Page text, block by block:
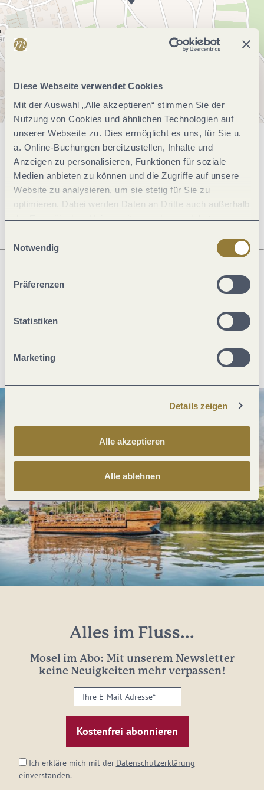
Diese Webseite verwendet Cookies
Mit der Auswahl „Alle akzeptieren“ stimmen Sie der
Nutzung von Cookies und ähnlichen Technologien auf
unserer Webseite zu. Dies ermöglicht es uns, für Sie u.
a. Online-Buchungen bereitzustellen, Inhalte und
Anzeigen zu personalisieren, Funktionen für soziale
Medien anbieten zu können und die Zugriffe auf unsere
Website zu analysieren, um sie stetig für Sie zu
optimieren. Dabei werden Daten an Dritte auch außerhalb
der Europäischen Union weitergegeben und dort
jederzeit widerrufen werden. Mit der Auswahl "Alle
ablehnen" kann es zu Beeinträchtigungen in der Nutzung
Notwendig
Präferenzen
Statistiken
Marketing
Details zeigen
Alle akzeptieren
Alle ablehnen
Allgemeine Informationen
Öffnungszeiten
Was möchtest du als nächstes tun?
PDF erzeugen
Alles im Fluss...
Mosel im Abo: Mit unserem Newsletter
keine Neuigkeiten mehr verpassen!
Ihre
E-
Mail-
Adresse:
Ich erkläre mich mit der Datenschutzerklärung
einverstanden.